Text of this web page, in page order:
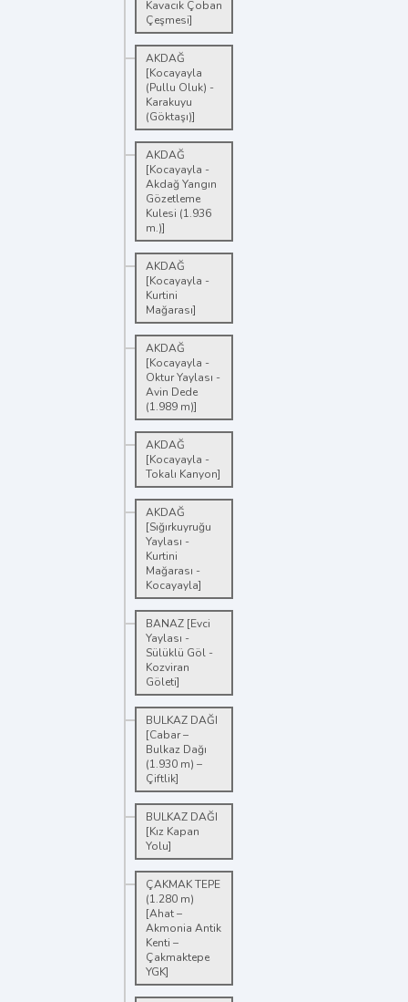
Kavacık Çoban
Çeşmesi]
AKDAĞ
[Kocayayla
(Pullu Oluk) -
Karakuyu
(Göktaşı)]
AKDAĞ
[Kocayayla -
Akdağ Yangın
Gözetleme
Kulesi (1.936
m.)]
AKDAĞ
[Kocayayla -
Kurtini
Mağarası]
AKDAĞ
[Kocayayla -
Oktur Yaylası -
Avin Dede
(1.989 m)]
AKDAĞ
[Kocayayla -
Tokalı Kanyon]
AKDAĞ
[Sığırkuyruğu
Yaylası -
Kurtini
Mağarası -
Kocayayla]
BANAZ [Evci
Yaylası -
Sülüklü Göl -
Kozviran
Göleti]
BULKAZ DAĞI
[Cabar –
Bulkaz Dağı
(1.930 m) –
Çiftlik]
BULKAZ DAĞI
[Kız Kapan
Yolu]
ÇAKMAK TEPE
(1.280 m)
[Ahat –
Akmonia Antik
Kenti –
Çakmaktepe
YGK]